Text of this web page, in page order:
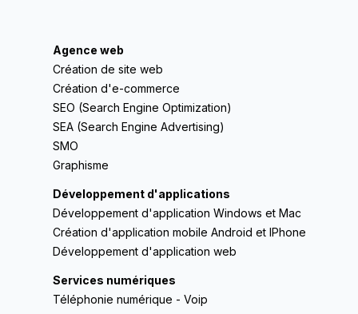
Agence web
Création de site web
Création d'e-commerce
SEO (Search Engine Optimization)
SEA (Search Engine Advertising)
SMO
Graphisme
Développement d'applications
Développement d'application Windows et Mac
Création d'application mobile Android et IPhone
Développement d'application web
Services numériques
Téléphonie numérique - Voip